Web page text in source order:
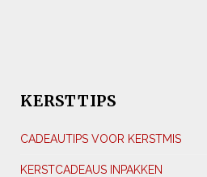
KERSTTIPS
CADEAUTIPS VOOR KERSTMIS
KERSTCADEAUS INPAKKEN